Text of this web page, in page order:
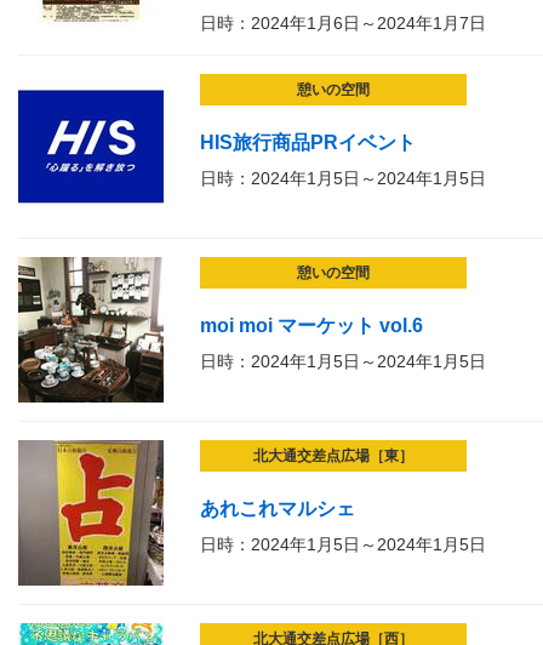
日時：2024年1月6日～2024年1月7日
憩いの空間
HIS旅行商品PRイベント
日時：2024年1月5日～2024年1月5日
憩いの空間
moi moi マーケット vol.6
日時：2024年1月5日～2024年1月5日
北大通交差点広場［東］
あれこれマルシェ
日時：2024年1月5日～2024年1月5日
北大通交差点広場［西］